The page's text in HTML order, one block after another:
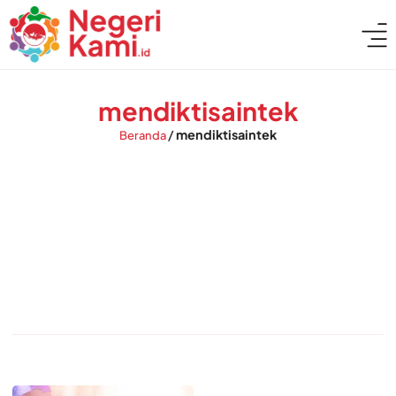
mendiktisaintek
Beranda/mendiktisaintek